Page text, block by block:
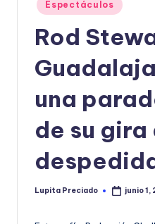
m
en
Espectáculos
Rod
una
de su gira
Publicado
Lupita Preciado junio 1,